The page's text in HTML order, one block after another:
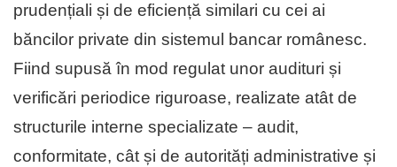
prudențiali și de eficiență similari cu cei ai
băncilor private din sistemul bancar românesc.
Fiind supusă în mod regulat unor audituri și
verificări periodice riguroase, realizate atât de
structurile interne specializate – audit,
conformitate, cât și de autorități administrative și